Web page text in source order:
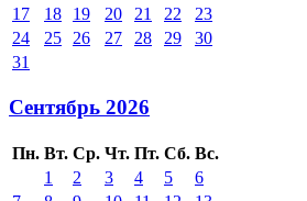
17
18 19 20 21 22
23
24
25 26 27 28 29
30
31
Сентябрь 2026
Пн. Вт. Ср. Чт. Пт. Сб. Вс.
1
2 3 4 5
6